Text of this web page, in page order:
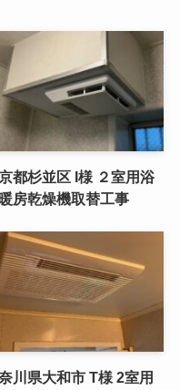
都杉並区 I様 ２室用浴
房乾燥機取替工事
川県大和市 T様 2室用